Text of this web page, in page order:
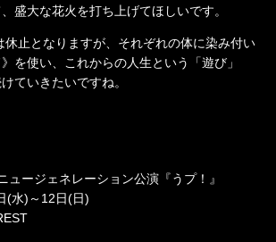
盛大な花火を打ち上げてほしいです。
休止となりますが、それぞれの体に染み付い
を使い、これからの人生という「遊び」
ていきたいですね。
ュージェネレーション公演『うプ！』
(水)～12日(日)